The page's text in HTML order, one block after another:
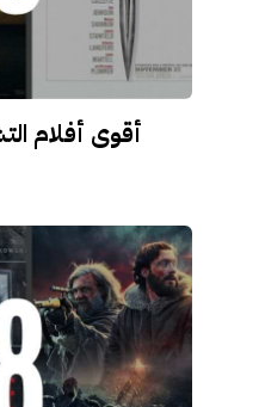
أقوى أفلام